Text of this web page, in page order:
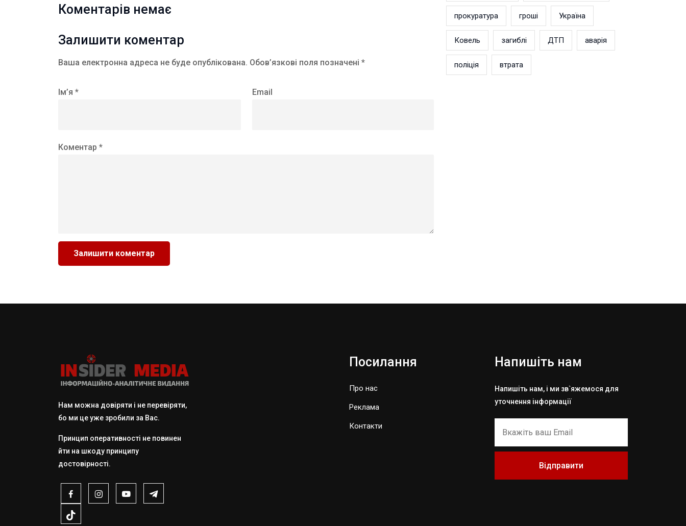
Коментарів немає
Залишити коментар
Ваша електронна адреса не буде опублікована. Обов’язкові поля позначені *
Ім’я * Email
Коментар *
прокуратура гроші Україна
Ковель загиблі ДТП аварія
поліція втрата
Нам можна довіряти і не перевіряти,
бо ми це уже зробили за Вас.
Принцип оперативності не повинен
йти на шкоду принципу
достовірності.
Посилання
Про нас
Реклама
Контакти
Напишіть нам
Напишіть нам, і ми зв`яжемося для
уточнення інформації
Відправити